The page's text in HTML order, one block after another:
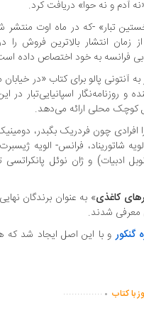
تبار» -که در ماه اوت منتشر
زمان انتشار بالاترین فروش را
فرانسه به خود اختصاص داده
آنتونی پالو برای کتاب «در
اسپانیایی‌تبار در
کوچک محلی ارائه می‌دهد.
چون فردریک بگبدر،
شاتوریناد، فرانس- الویه
ادبیات) و ژان نوئل
کاغذی» به عنوان برندگان
معرفی شدند.
گنکورو با این اصل ایجاد شد که
با کتاب .
..............